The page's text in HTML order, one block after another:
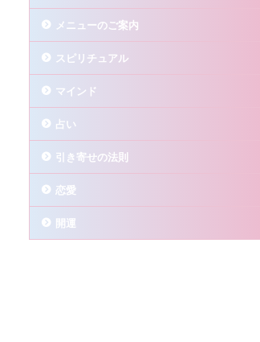
メニューのご案内
スピリチュアル
マインド
占い
引き寄せの法則
恋愛
開運